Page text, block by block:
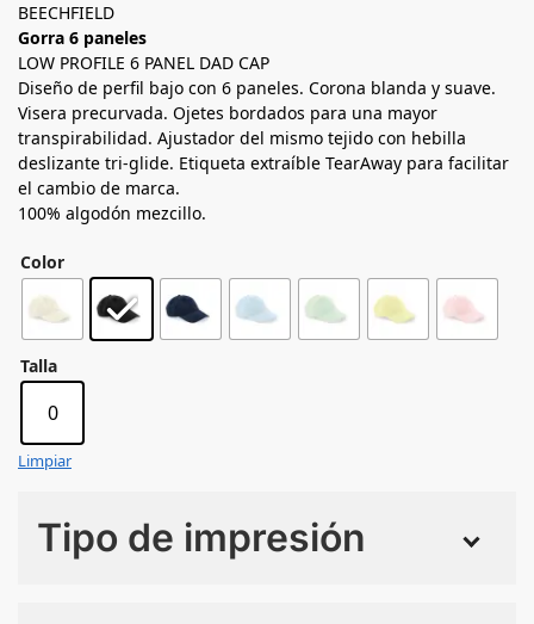
BEECHFIELD
Gorra 6 paneles
LOW PROFILE 6 PANEL DAD CAP
Diseño de perfil bajo con 6 paneles. Corona blanda y suave.
Visera precurvada. Ojetes bordados para una mayor
transpirabilidad. Ajustador del mismo tejido con hebilla
deslizante tri-glide. Etiqueta extraíble TearAway para facilitar
el cambio de marca.
100% algodón mezcillo.
Color
Talla
0
Limpiar
Tipo de impresión